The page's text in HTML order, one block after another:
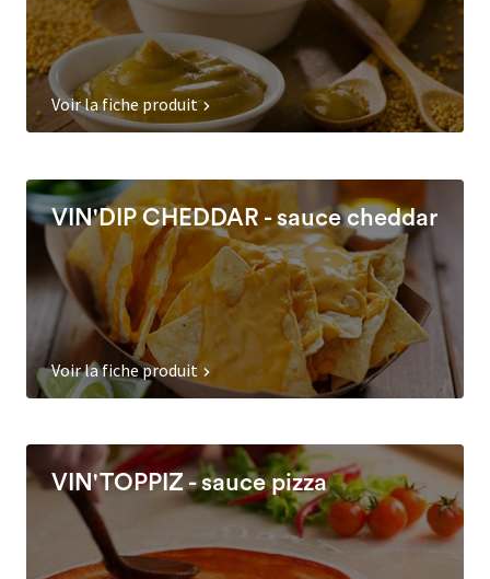
Voir la fiche produit
VIN'DIP CHEDDAR - sauce cheddar
Voir la fiche produit
VIN'TOPPIZ - sauce pizza